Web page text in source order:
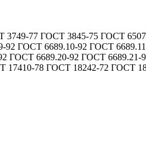
77 ГОСТ 3845-75 ГОСТ
ГОСТ 6689.10-92 ГОСТ
ГОСТ 6689.20-92 ГОСТ
17410-78 ГОСТ 18242-72 ГОСТ